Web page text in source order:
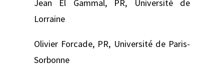
Jean El Gammal, PR, Université de
Lorraine
Olivier Forcade, PR, Université de Paris-
Sorbonne